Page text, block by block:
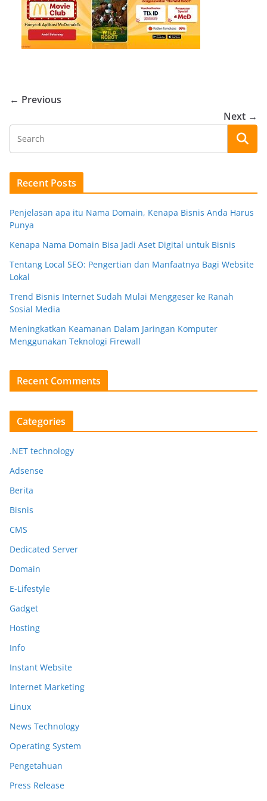
← Previous
Next →
Recent Posts
Penjelasan apa itu Nama Domain, Kenapa Bisnis Anda Harus
Punya
Kenapa Nama Domain Bisa Jadi Aset Digital untuk Bisnis
Tentang Local SEO: Pengertian dan Manfaatnya Bagi Website
Lokal
Trend Bisnis Internet Sudah Mulai Menggeser ke Ranah
Sosial Media
Meningkatkan Keamanan Dalam Jaringan Komputer
Menggunakan Teknologi Firewall
Recent Comments
Categories
.NET technology
Adsense
Berita
Bisnis
CMS
Dedicated Server
Domain
E-Lifestyle
Gadget
Hosting
Info
Instant Website
Internet Marketing
Linux
News Technology
Operating System
Pengetahuan
Press Release